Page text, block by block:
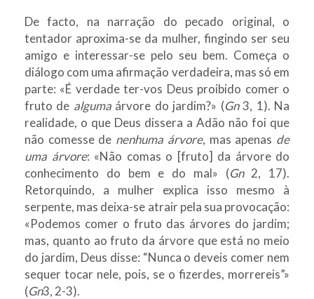
De facto, na narração do pecado original, o
tentador aproxima-se da mulher, fingindo ser seu
amigo e interessar-se pelo seu bem. Começa o
diálogo com uma afirmação verdadeira, mas só em
parte: «É verdade ter-vos Deus proibido comer o
fruto de algumaárvore do jardim?» (Gn3, 1). Na
realidade, o que Deus dissera a Adão não foi que
não comesse de nenhuma árvore, mas apenas de
uma árvore: «Não comas o [fruto] da árvore do
conhecimento do bem e do mal» (Gn2, 17).
Retorquindo, a mulher explica isso mesmo à
serpente, mas deixa-se atrair pela sua provocação:
«Podemos comer o fruto das árvores do jardim;
mas, quanto ao fruto da árvore que está no meio
do jardim, Deus disse: “Nunca o deveis comer nem
sequer tocar nele, pois, se o fizerdes, morrereis”»
(Gn3, 2-3).